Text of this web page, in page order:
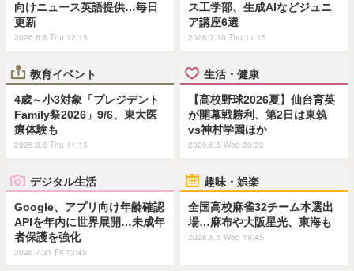
向けニュース英語提供…毎日
更新
2026.8.6 Thu 12:15
ス工学部、生成AIなどジュニ
ア講座6選
2026.7.30 Thu 11:15
教育イベント
4歳～小3対象「プレジデント
Family祭2026」9/6、東大医
療体験も
2026.8.6 Thu 11:15
生活・健康
【高校野球2026夏】仙台育英
が開幕戦勝利、第2日は東筑
vs神村学園ほか
2026.8.5 Wed 20:32
デジタル生活
Google、アプリ向け年齢確認
APIを年内に世界展開…未成年
者保護を強化
2026.7.31 Fri 13:45
趣味・娯楽
全国高校麻雀32チーム本選出
場…麻布や大阪星光、東海も
2026.8.5 Wed 19:45